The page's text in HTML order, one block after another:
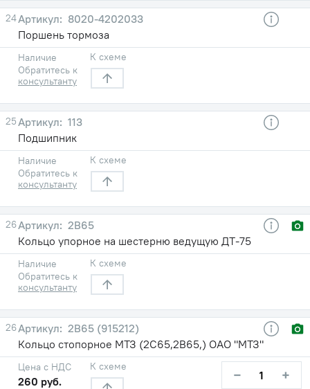
24
8020-4202033
Поршень тормоза
Наличие
Обратитесь к
консультанту
К схеме
25
113
Подшипник
Наличие
Обратитесь к
консультанту
К схеме
26
2В65
Кольцо упорное на шестерню ведущую ДТ-75
Наличие
Обратитесь к
консультанту
К схеме
26
2В65 (915212)
Кольцо стопорное МТЗ (2С65,2В65,) ОАО "МТЗ"
Цена с НДС
260 руб.
К схеме − +